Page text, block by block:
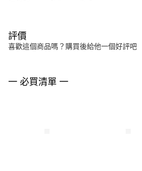
評價
喜歡這個商品嗎？購買後給他一個好評吧
一 必買清單 一